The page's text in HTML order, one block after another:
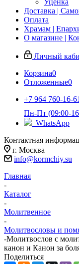
Уценка
Доставка |
Оплата
Храмам |
О магазине |
Личный
Корзина0
Отложенные0
+7 964 760-16-61
Пн-Пт (09:00-
WhatsApp
Контактная
г. Москва
info@kormchiy.su
Главная
-
Каталог
-
Молитвенное
-
Молитвословы и
-Молитвослов с
канон и Канон за
Поделиться